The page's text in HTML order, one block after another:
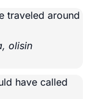
traveled around
olisin
have called